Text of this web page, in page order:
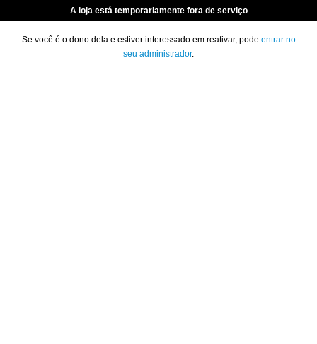
A loja está temporariamente fora de serviço
Se você é o dono dela e estiver interessado em reativar, pode entrar no
seu administrador.